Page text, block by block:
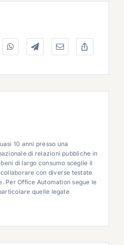
10 anni presso una
di relazioni pubbliche in
di largo consumo sceglie il
con diverse testate
Per Office Automation segue le
quelle legate